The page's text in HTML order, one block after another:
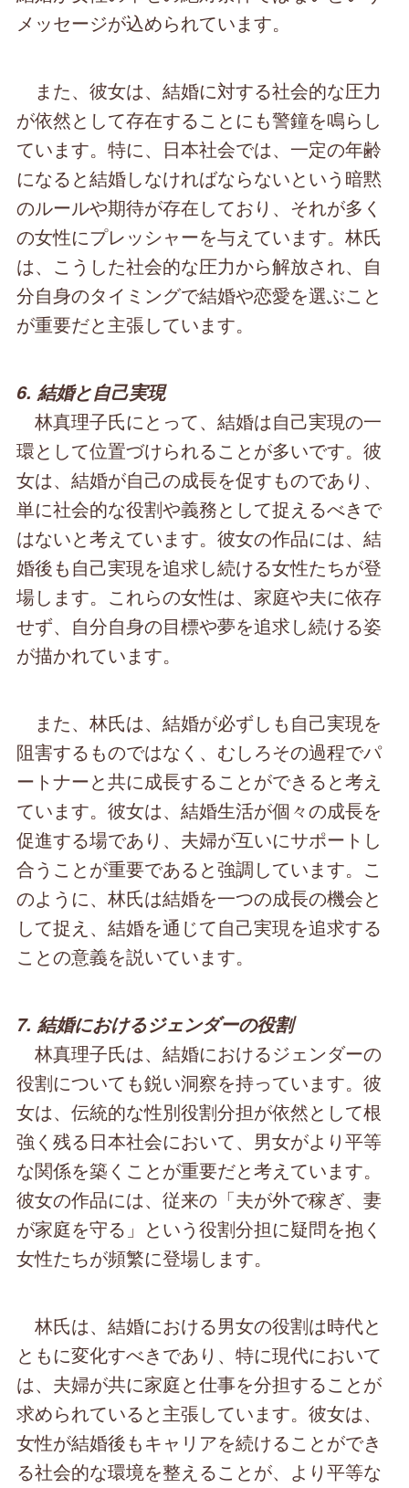
メッセージが込められています。
また、彼女は、結婚に対する社会的な圧力
が依然として存在することにも警鐘を鳴らし
ています。特に、日本社会では、一定の年齢
になると結婚しなければならないという暗黙
のルールや期待が存在しており、それが多く
の女性にプレッシャーを与えています。林氏
は、こうした社会的な圧力から解放され、自
分自身のタイミングで結婚や恋愛を選ぶこと
が重要だと主張しています。
6. 結婚と自己実現
林真理子氏にとって、結婚は自己実現の一
環として位置づけられることが多いです。彼
女は、結婚が自己の成長を促すものであり、
単に社会的な役割や義務として捉えるべきで
はないと考えています。彼女の作品には、結
婚後も自己実現を追求し続ける女性たちが登
場します。これらの女性は、家庭や夫に依存
せず、自分自身の目標や夢を追求し続ける姿
が描かれています。
また、林氏は、結婚が必ずしも自己実現を
阻害するものではなく、むしろその過程でパ
ートナーと共に成長することができると考え
ています。彼女は、結婚生活が個々の成長を
促進する場であり、夫婦が互いにサポートし
合うことが重要であると強調しています。こ
のように、林氏は結婚を一つの成長の機会と
して捉え、結婚を通じて自己実現を追求する
ことの意義を説いています。
7. 結婚におけるジェンダーの役割
林真理子氏は、結婚におけるジェンダーの
役割についても鋭い洞察を持っています。彼
女は、伝統的な性別役割分担が依然として根
強く残る日本社会において、男女がより平等
な関係を築くことが重要だと考えています。
彼女の作品には、従来の「夫が外で稼ぎ、妻
が家庭を守る」という役割分担に疑問を抱く
女性たちが頻繁に登場します。
林氏は、結婚における男女の役割は時代と
ともに変化すべきであり、特に現代において
は、夫婦が共に家庭と仕事を分担することが
求められていると主張しています。彼女は、
女性が結婚後もキャリアを続けることができ
る社会的な環境を整えることが、より平等な